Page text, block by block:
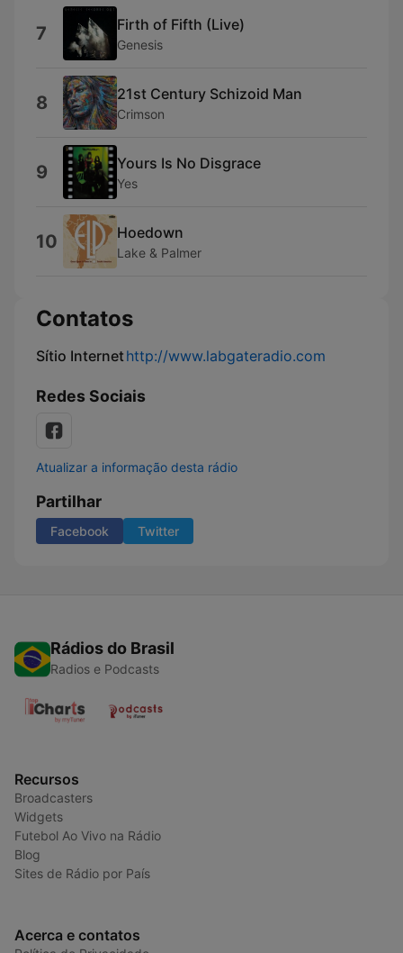
7 Firth of Fifth (Live)
Genesis
8 21st Century Schizoid Man
Crimson
9 Yours Is No Disgrace
Yes
10 Hoedown
Lake & Palmer
Contatos
Sítio Internethttp://www.labgateradio.com
Redes Sociais
Atualizar a informação desta rádio
Partilhar
Facebook Twitter
Rádios do Brasil
Radios e Podcasts
Recursos
Broadcasters
Widgets
Futebol Ao Vivo na Rádio
Blog
Sites de Rádio por País
Acerca e contatos